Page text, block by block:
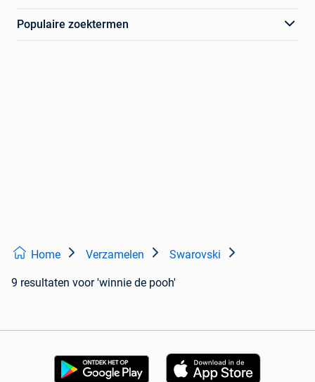
Populaire zoektermen
Home Verzamelen Swarovski
9 resultaten voor 'winnie de pooh'